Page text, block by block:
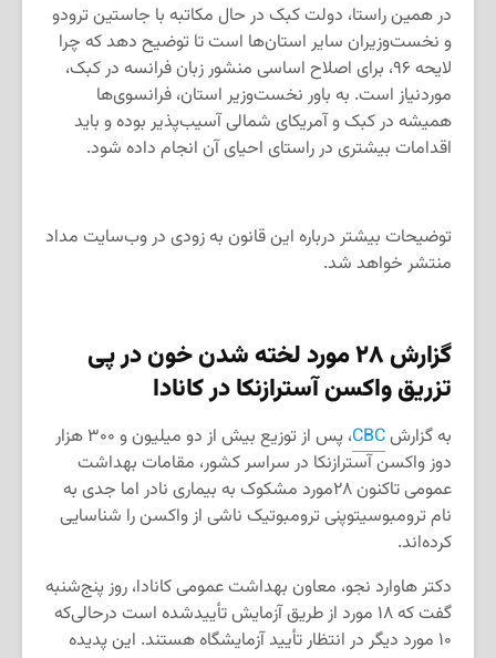
در همین راستا، دولت کبک در حال مکاتبه با جاستین ترودو
و نخست‌وزیران سایر استان‌ها است تا توضیح دهد که چرا
لایحه ۹۶، برای اصلاح اساسی منشور زبان فرانسه در کبک،
موردنیاز است. به باور نخست‌وزیر استان، فرانسوی‌ها
همیشه در کبک و آمریکای شمالی آسیب‌پذیر بوده و باید
اقدامات بیشتری در راستای احیای آن انجام داده شود.
توضیحات بیشتر درباره این قانون به زودی در وب‌سایت مداد
منتشر خواهد شد.
گزارش ۲۸ مورد لخته شدن خون در پی
تزریق واکسن آسترازنکا در کانادا
به گزارشCBC
، پس از توزیع بیش از دو میلیون و ۳۰۰ هزار
دوز واکسن آسترازنکا در سراسر کشور، مقامات بهداشت
عمومی تاکنون ۲۸مورد مشکوک به بیماری نادر اما جدی به
نام ترومبوسیتوپنی ترومبوتیک ناشی از واکسن را شناسایی
کرده‌اند.
دکتر هاوارد نجو، معاون بهداشت عمومی کانادا، روز پنج‌شنبه
گفت که ۱۸ مورد از طریق آزمایش تأییدشده است درحالی‌که
۱۰ مورد دیگر در انتظار تأیید آزمایشگاه هستند. این پدیده